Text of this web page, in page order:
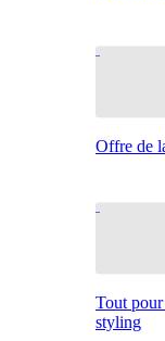
Offre de
Tout
styling